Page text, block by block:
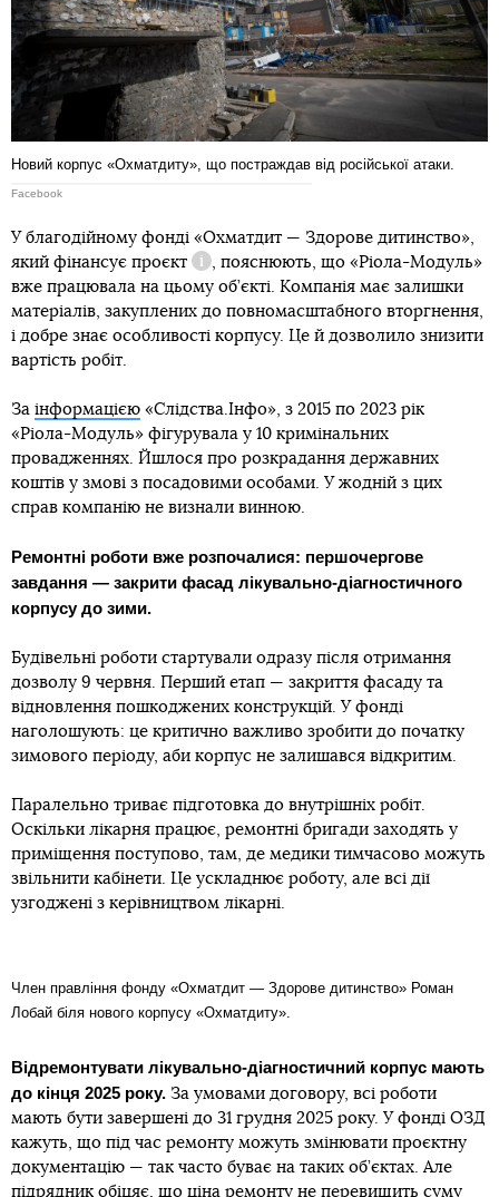
Новий корпус «Охматдиту», що постраждав від російської атаки.
Facebook
У благодійному фонді «Охматдит — Здорове дитинство»,
який фінансує проєкт
Довідка
, пояснюють, що «Ріола-Модуль»
вже працювала на цьому об’єкті. Компанія має залишки
матеріалів, закуплених до повномасштабного вторгнення,
і добре знає особливості корпусу. Це й дозволило знизити
вартість робіт.
За інформацією «Слідства.Інфо», з 2015 по 2023 рік
«Ріола-Модуль» фігурувала у 10 кримінальних
провадженнях. Йшлося про розкрадання державних
коштів у змові з посадовими особами. У жодній з цих
справ компанію не визнали винною.
Ремонтні роботи вже розпочалися: першочергове
завдання — закрити фасад лікувально-діагностичного
корпусу до зими.
Будівельні роботи стартували одразу після отримання
дозволу 9 червня. Перший етап — закриття фасаду та
відновлення пошкоджених конструкцій. У фонді
наголошують: це критично важливо зробити до початку
зимового періоду, аби корпус не залишався відкритим.
Паралельно триває підготовка до внутрішніх робіт.
Оскільки лікарня працює, ремонтні бригади заходять у
приміщення поступово, там, де медики тимчасово можуть
звільнити кабінети. Це ускладнює роботу, але всі дії
узгоджені з керівництвом лікарні.
Член правління фонду «Охматдит — Здорове дитинство» Роман
Лобай біля нового корпусу «Охматдиту».
Відремонтувати лікувально-діагностичний корпус мають
до кінця 2025 року. За умовами договору, всі роботи
мають бути завершені до 31 грудня 2025 року. У фонді ОЗД
кажуть, що під час ремонту можуть змінювати проєктну
документацію — так часто буває на таких об’єктах. Але
підрядник обіцяє, що ціна ремонту не перевищить суму